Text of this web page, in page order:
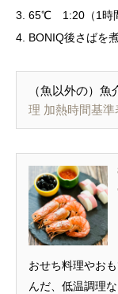
3. 65℃ 1:20（1時
4. BONIQ後さばを
（魚以外の）
理 加熱時間基準
おせち料理やお
んだ、低温調理